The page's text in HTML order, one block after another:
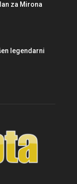
za Mirona
legendarni